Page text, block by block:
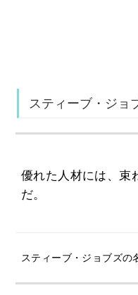
スティーブ・ジョ
優れた人材には、束
だ。
スティーブ・ジョブズの